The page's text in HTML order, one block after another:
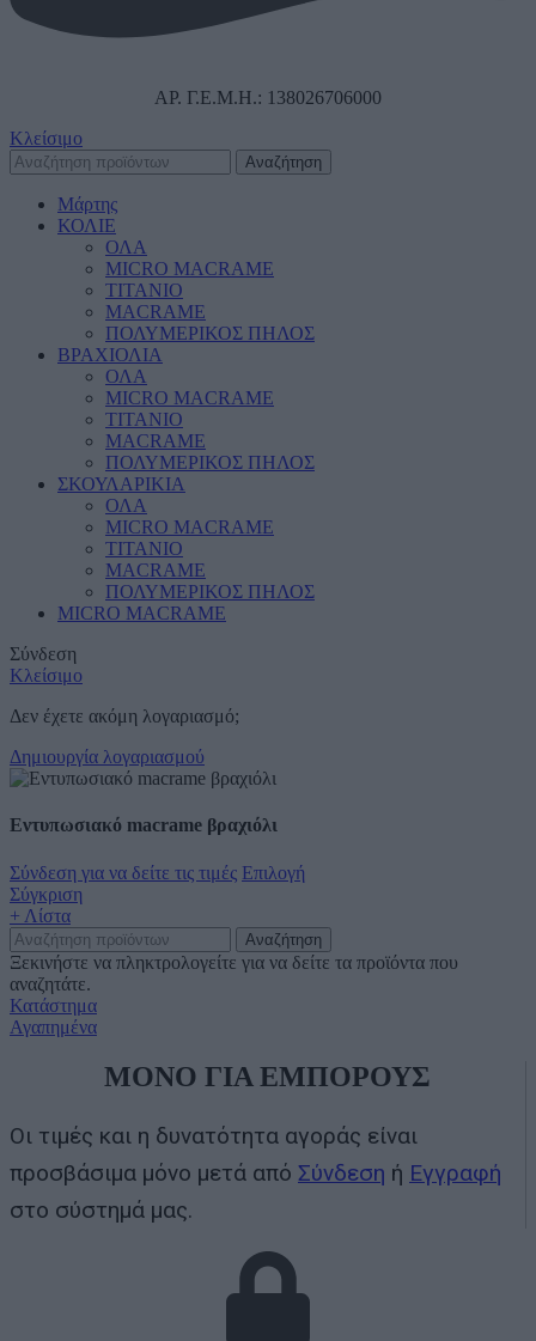
ΑΡ. Γ.Ε.Μ.Η.: 138026706000
Κλείσιμο
Αναζήτηση
Μάρτης
ΚΟΛΙΕ
ΟΛΑ
MICRO MACRAME
ΤΙΤΑΝΙΟ
MACRAME
ΠΟΛΥΜΕΡΙΚΟΣ ΠΗΛΟΣ
ΒΡΑΧΙΟΛΙΑ
ΟΛΑ
MICRO MACRAME
ΤΙΤΑΝΙΟ
MACRAME
ΠΟΛΥΜΕΡΙΚΟΣ ΠΗΛΟΣ
ΣΚΟΥΛΑΡΙΚΙΑ
ΟΛΑ
MICRO MACRAME
ΤΙΤΑΝΙΟ
MACRAME
ΠΟΛΥΜΕΡΙΚΟΣ ΠΗΛΟΣ
MICRO MACRAME
Σύνδεση
Κλείσιμο
Δεν έχετε ακόμη λογαριασμό;
Δημιουργία λογαριασμού
Εντυπωσιακό macrame βραχιόλι
Σύνδεση για να δείτε τις τιμές Επιλογή
Σύγκριση
+ Λίστα
Αναζήτηση
Ξεκινήστε να πληκτρολογείτε για να δείτε τα προϊόντα που
αναζητάτε.
Κατάστημα
Αγαπημένα
ΜΟΝΟ ΓΙΑ ΕΜΠΟΡΟΥΣ
Οι τιμές και η δυνατότητα αγοράς είναι
προσβάσιμα μόνο μετά από Σύνδεση ή Εγγραφή
στο σύστημά μας.